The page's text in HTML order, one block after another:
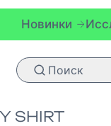
Исследовать
Поиск
SHIRT